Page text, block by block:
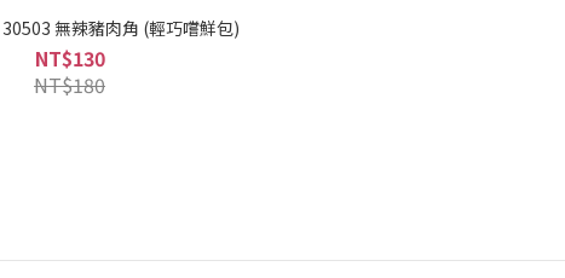
30503 無辣豬肉角 (輕巧嚐鮮包)
NT$130
NT$180